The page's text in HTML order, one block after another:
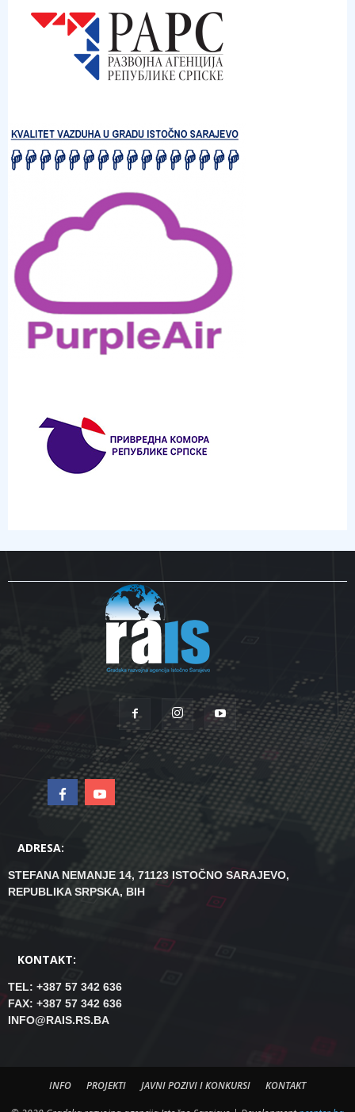
ADRESA:
STEFANA NEMANJE 14, 71123 ISTOČNO SARAJEVO,
REPUBLIKA SRPSKA, BIH
KONTAKT:
TEL: +387 57 342 636
FAX: +387 57 342 636
INFO@RAIS.RS.BA
INFO PROJEKTI JAVNI POZIVI I KONKURSI KONTAKT